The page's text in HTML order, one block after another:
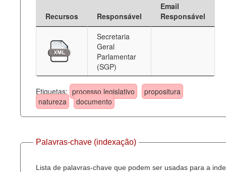
Recursos Responsável
Email
Responsável
Secretaria
Geral
Parlamentar
(SGP)
Etiquetas: processo legislativo
propositura
natureza
documento
Palavras-chave (indexação)
Lista de palavras-chave que podem ser usadas para a